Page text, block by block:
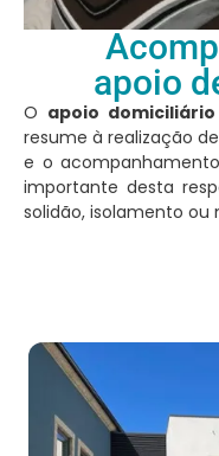
apoio
O apoio
resume à realização
e o
importante desta
solidão, isolamento ou